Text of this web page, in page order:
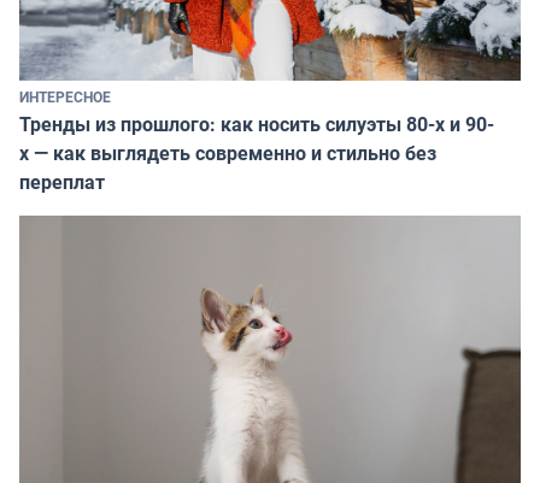
ИНТЕРЕСНОЕ
Тренды из прошлого: как носить силуэты 80-х и 90-
х — как выглядеть современно и стильно без
переплат